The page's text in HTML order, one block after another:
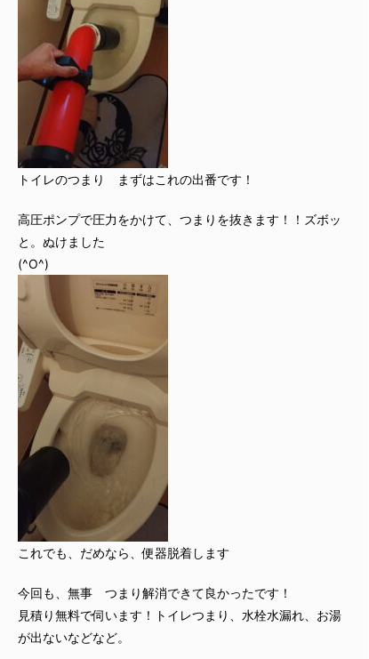
トイレのつまり まずはこれの出番です！
高圧ポンプで圧力をかけて、つまりを抜きます！！ズボッ
と。ぬけました
(^O^)
これでも、だめなら、便器脱着します
今回も、無事 つまり解消できて良かったです！
見積り無料で伺います！トイレつまり、水栓水漏れ、お湯
が出ないなどなど。